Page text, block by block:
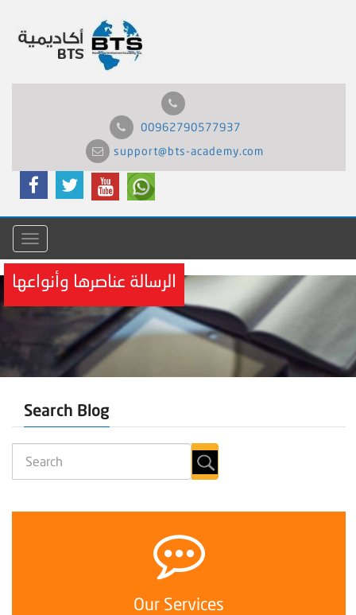
00962790577937
support@bts-academy.com
Menu
الرسالة عناصرها وأنواعها
Search Blog
Our Services